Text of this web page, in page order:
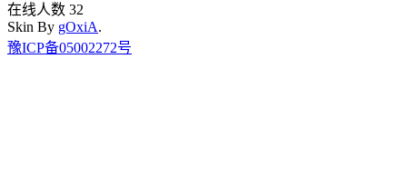
在线人数 32
Skin By gOxiA.
豫ICP备05002272号